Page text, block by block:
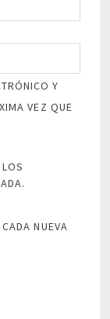
Y
VEZ QUE
NUEVA